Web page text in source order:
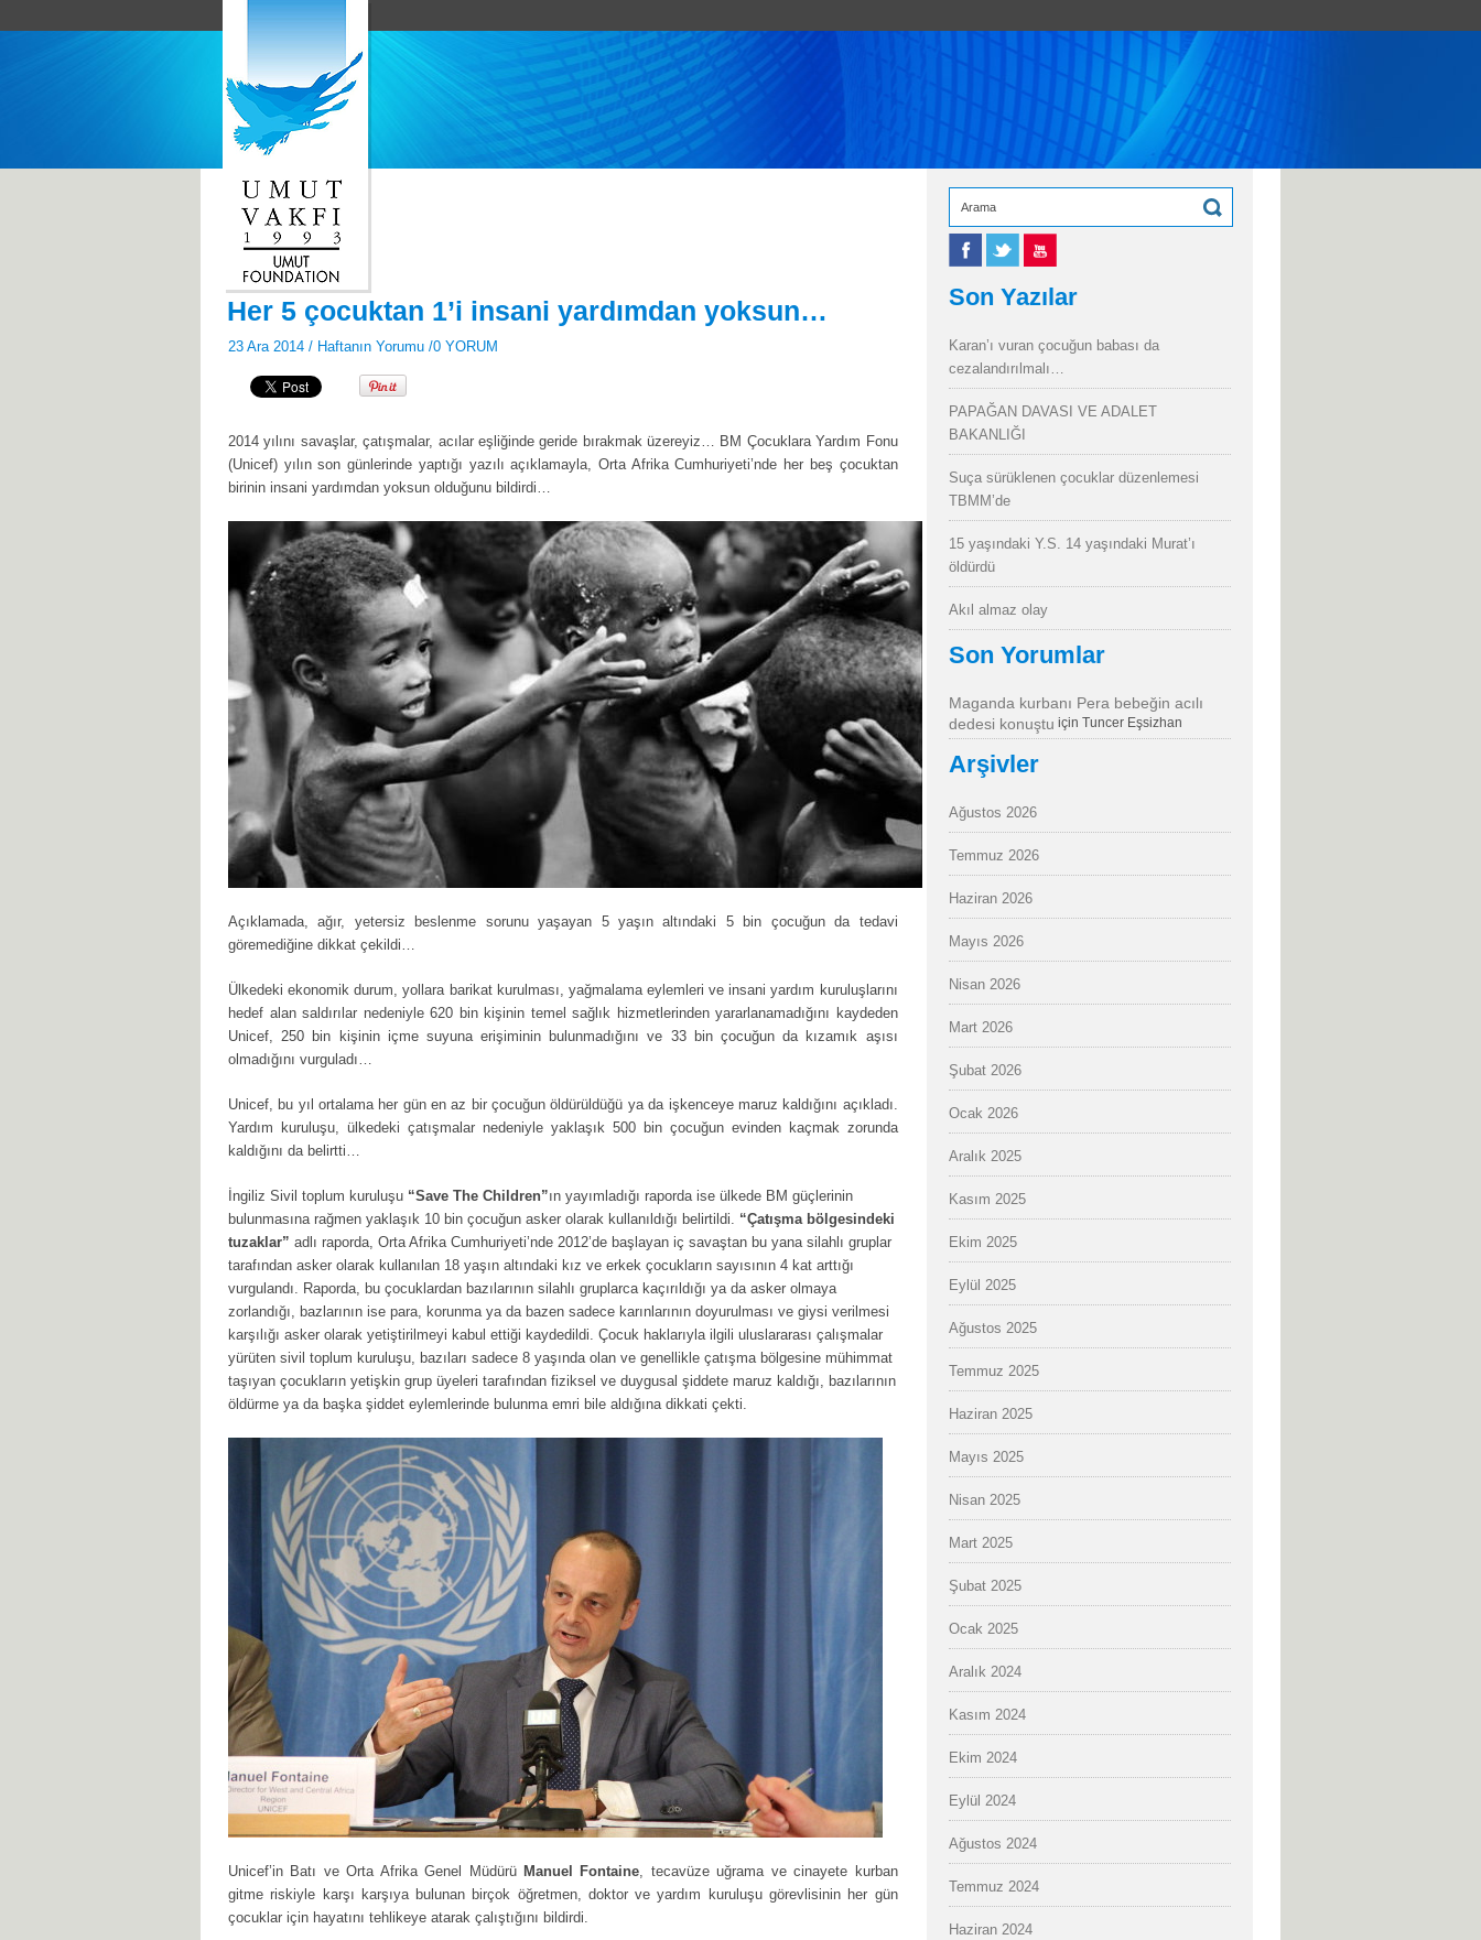
Her 5 çocuktan 1’i insani yardımdan yoksun…
23 Ara 2014 / Haftanın Yorumu /0 YORUM
2014 yılını savaşlar, çatışmalar, acılar eşliğinde geride bırakmak üzereyiz… BM Çocuklara Yardım Fonu
(Unicef) yılın son günlerinde yaptığı yazılı açıklamayla, Orta Afrika Cumhuriyeti’nde her beş çocuktan
birinin insani yardımdan yoksun olduğunu bildirdi…
Açıklamada, ağır, yetersiz beslenme sorunu yaşayan 5 yaşın altındaki 5 bin çocuğun da tedavi
göremediğine dikkat çekildi…
Ülkedeki ekonomik durum, yollara barikat kurulması, yağmalama eylemleri ve insani yardım kuruluşlarını
hedef alan saldırılar nedeniyle 620 bin kişinin temel sağlık hizmetlerinden yararlanamadığını kaydeden
Unicef, 250 bin kişinin içme suyuna erişiminin bulunmadığını ve 33 bin çocuğun da kızamık aşısı
olmadığını vurguladı…
Unicef, bu yıl ortalama her gün en az bir çocuğun öldürüldüğü ya da işkenceye maruz kaldığını açıkladı.
Yardım kuruluşu, ülkedeki çatışmalar nedeniyle yaklaşık 500 bin çocuğun evinden kaçmak zorunda
kaldığını da belirtti…
İngiliz Sivil toplum kuruluşu “Save The Children”ın yayımladığı raporda ise ülkede BM güçlerinin
bulunmasına rağmen yaklaşık 10 bin çocuğun asker olarak kullanıldığı belirtildi. “Çatışma bölgesindeki
tuzaklar” adlı raporda, Orta Afrika Cumhuriyeti’nde 2012’de başlayan iç savaştan bu yana silahlı gruplar
tarafından asker olarak kullanılan 18 yaşın altındaki kız ve erkek çocukların sayısının 4 kat arttığı
vurgulandı. Raporda, bu çocuklardan bazılarının silahlı gruplarca kaçırıldığı ya da asker olmaya
zorlandığı, bazlarının ise para, korunma ya da bazen sadece karınlarının doyurulması ve giysi verilmesi
karşılığı asker olarak yetiştirilmeyi kabul ettiği kaydedildi. Çocuk haklarıyla ilgili uluslararası çalışmalar
yürüten sivil toplum kuruluşu, bazıları sadece 8 yaşında olan ve genellikle çatışma bölgesine mühimmat
taşıyan çocukların yetişkin grup üyeleri tarafından fiziksel ve duygusal şiddete maruz kaldığı, bazılarının
öldürme ya da başka şiddet eylemlerinde bulunma emri bile aldığına dikkati çekti.
Unicef’in Batı ve Orta Afrika Genel Müdürü Manuel Fontaine, tecavüze uğrama ve cinayete kurban
gitme riskiyle karşı karşıya bulunan birçok öğretmen, doktor ve yardım kuruluşu görevlisinin her gün
çocuklar için hayatını tehlikeye atarak çalıştığını bildirdi.
Son Yazılar
Karan’ı vuran çocuğun babası da
cezalandırılmalı…
PAPAĞAN DAVASI VE ADALET
BAKANLIĞI
Suça sürüklenen çocuklar düzenlemesi
TBMM’de
15 yaşındaki Y.S. 14 yaşındaki Murat’ı
öldürdü
Akıl almaz olay
Son Yorumlar
Maganda kurbanı Pera bebeğin acılı
dedesi konuştu için Tuncer Eşsizhan
Arşivler
Ağustos 2026
Temmuz 2026
Haziran 2026
Mayıs 2026
Nisan 2026
Mart 2026
Şubat 2026
Ocak 2026
Aralık 2025
Kasım 2025
Ekim 2025
Eylül 2025
Ağustos 2025
Temmuz 2025
Haziran 2025
Mayıs 2025
Nisan 2025
Mart 2025
Şubat 2025
Ocak 2025
Aralık 2024
Kasım 2024
Ekim 2024
Eylül 2024
Ağustos 2024
Temmuz 2024
Haziran 2024